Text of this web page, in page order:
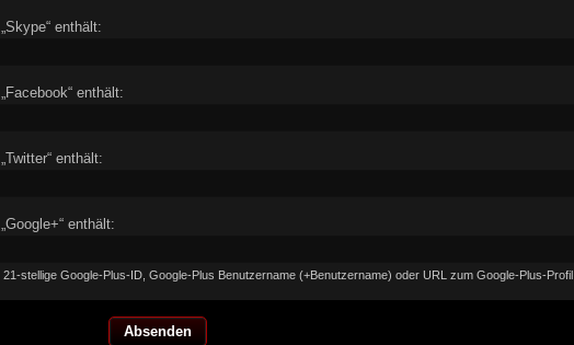
„Skype“ enthält:
„Facebook“ enthält:
„Twitter“ enthält:
„Google+“ enthält:
21-stellige Google-Plus-ID, Google-Plus Benutzername (+Benutzername) oder URL zum Google-Plus-Profil